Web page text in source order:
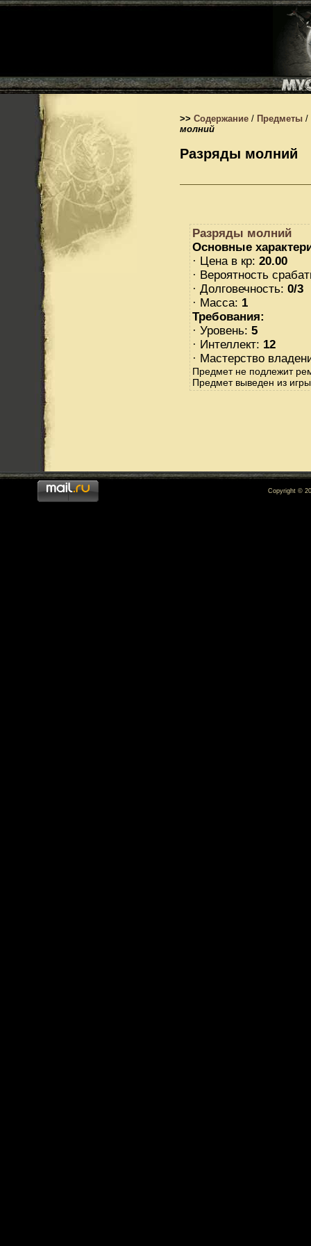
>> Содержание / Предметы /
молний
Разряды молний
Разряды молний
Основные
· Цена в кр: 20.00
· Вероятность
· Долговечность: 0/3
· Масса: 1
Требования:
· Уровень: 5
· Интеллект: 12
· Мастерство
Предмет не подлежит
Предмет выведен из игры
Copyright ©